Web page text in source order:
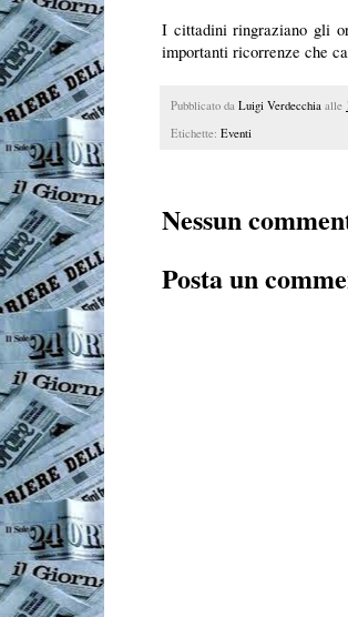
I cittadini ringraziano gli
importanti ricorrenze che
Pubblicato da Luigi Verdecchia alle
Etichette: Eventi
Nessun
Posta un